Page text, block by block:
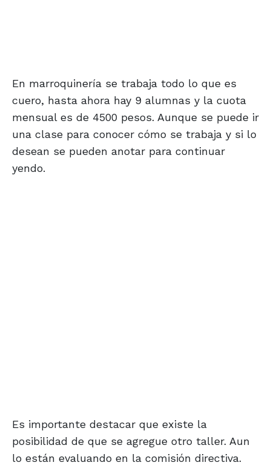
En marroquinería se trabaja todo lo que es
cuero, hasta ahora hay 9 alumnas y la cuota
mensual es de 4500 pesos. Aunque se puede ir
una clase para conocer cómo se trabaja y si lo
desean se pueden anotar para continuar
yendo.
Es importante destacar que existe la
posibilidad de que se agregue otro taller. Aun
lo están evaluando en la comisión directiva.